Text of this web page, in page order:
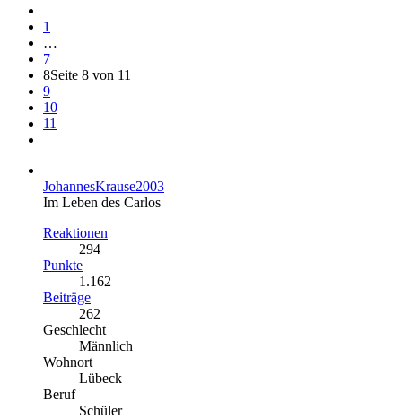
1
…
7
8Seite 8 von 11
9
10
11
JohannesKrause2003
Im Leben des Carlos
Reaktionen
294
Punkte
1.162
Beiträge
262
Geschlecht
Männlich
Wohnort
Lübeck
Beruf
Schüler